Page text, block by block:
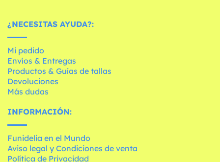
¿NECESITAS AYUDA?:
Mi pedido
Envíos & Entregas
Productos & Guías de tallas
Devoluciones
Más dudas
INFORMACIÓN:
Funidelia en el Mundo
Aviso legal y Condiciones de venta
Política de Privacidad